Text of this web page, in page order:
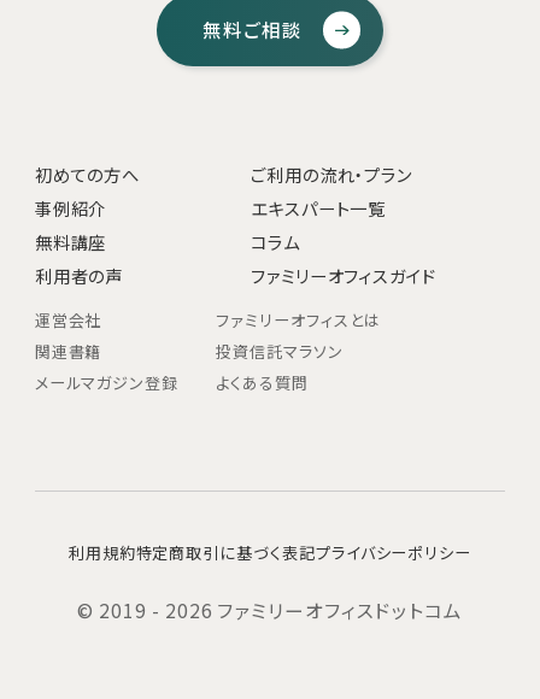
無料ご相談
初めての方へ
ご利用の流れ・プラン
事例紹介
エキスパート一覧
無料講座
コラム
利用者の声
ファミリーオフィスガイド
運営会社
ファミリーオフィスとは
関連書籍
投資信託マラソン
メールマガジン登録
よくある質問
利用規約特定商取引に基づく表記プライバシーポリシー
© 2019 - 2026 ファミリーオフィスドットコム